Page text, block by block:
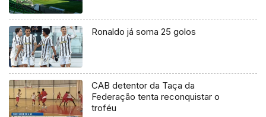
Ronaldo já soma 25 golos
CAB detentor da Taça da
Federação tenta reconquistar o
troféu